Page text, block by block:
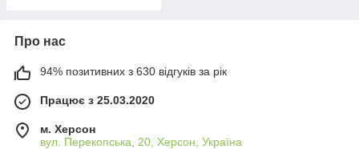
Про нас
94% позитивних з 630 відгуків за рік
Працює з 25.03.2020
м. Херсон
вул. Перекопська, 20, Херсон, Україна